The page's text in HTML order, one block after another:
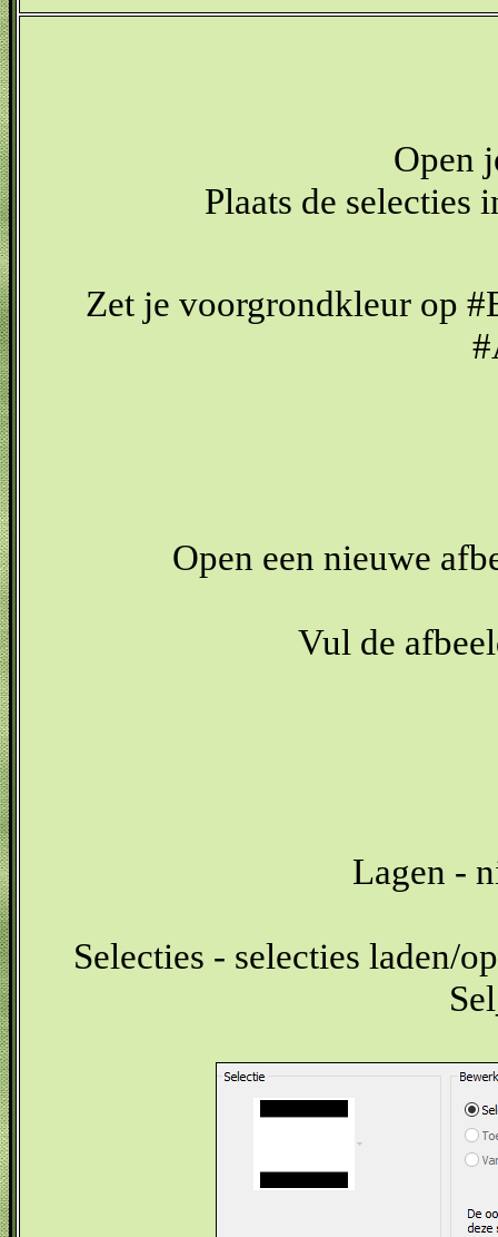
Open
Plaats de selecties
Zet je voorgrondkleur op
Open een nieuwe
Vul de
Lagen -
Selecties - selecties laden/